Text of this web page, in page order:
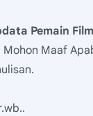
Pemain
Maaf